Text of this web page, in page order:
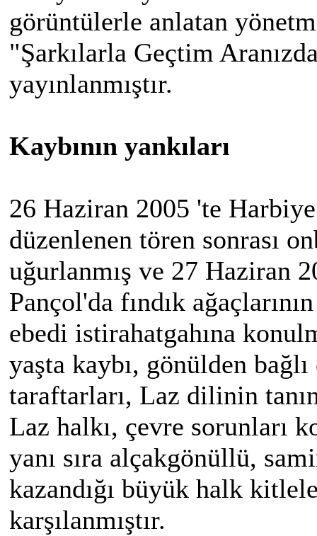
görüntülerle anlatan
"Şarkılarla Geçtim
yayınlanmıştır.
Kaybının yankıları
26 Haziran 2005 'te
düzenlenen tören sonrası
uğurlanmış ve 27 Haziran
Pançol'da fındık
ebedi istirahatgahına
yaşta kaybı, gönülden
taraftarları, Laz dilinin
Laz halkı, çevre sorunları
yanı sıra alçakgönüllü,
kazandığı büyük halk
karşılanmıştır.